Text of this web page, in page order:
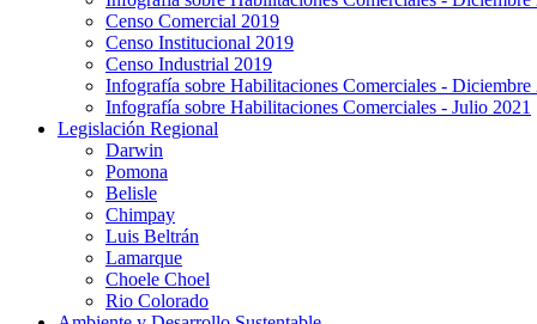
Censo Comercial 2019
Censo Institucional 2019
Censo Industrial 2019
Infografía sobre Habilitaciones Comerciales - Diciembre
Infografía sobre Habilitaciones Comerciales - Julio 2021
Legislación Regional
Darwin
Pomona
Belisle
Chimpay
Luis Beltrán
Lamarque
Choele Choel
Rio Colorado